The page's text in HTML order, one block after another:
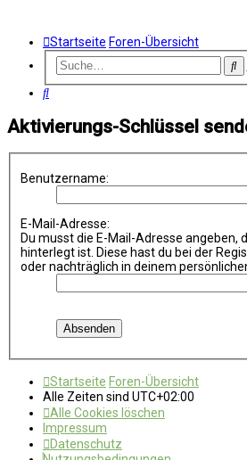
Startseite Foren-Übersicht
Suche
Aktivierungs-Schlüssel
Benutzername:
E-Mail-Adresse:
Du musst die E-Mail-Adresse angeben,
hinterlegt ist. Diese hast du bei der
oder nachträglich in deinem
Startseite Foren-Übersicht
Alle Zeiten sind UTC+02:00
Alle Cookies löschen
Impressum
Datenschutz